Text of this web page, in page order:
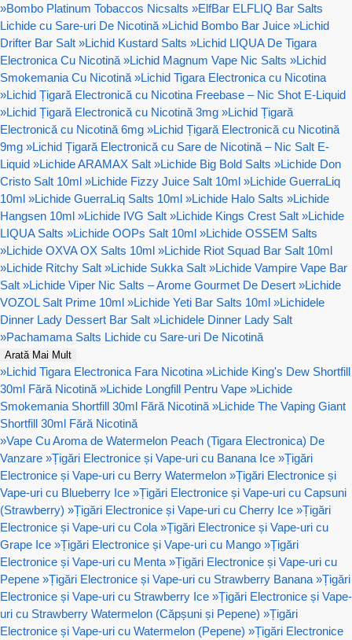
»Bombo Platinum Tobaccos Nicsalts »ElfBar ELFLIQ Bar Salts
Lichide cu Sare-uri De Nicotină »Lichid Bombo Bar Juice »Lichid
Drifter Bar Salt »Lichid Kustard Salts »Lichid LIQUA De Tigara
Electronica Cu Nicotină »Lichid Magnum Vape Nic Salts »Lichid
Smokemania Cu Nicotină »Lichid Tigara Electronica cu Nicotina
»Lichid Țigară Electronică cu Nicotina Freebase – Nic Shot E-Liquid
»Lichid Țigară Electronică cu Nicotină 3mg »Lichid Țigară
Electronică cu Nicotină 6mg »Lichid Țigară Electronică cu Nicotină
9mg »Lichid Țigară Electronică cu Sare de Nicotină – Nic Salt E-
Liquid »Lichide ARAMAX Salt »Lichide Big Bold Salts »Lichide Don
Cristo Salt 10ml »Lichide Fizzy Juice Salt 10ml »Lichide GuerraLiq
10ml »Lichide GuerraLiq Salts 10ml »Lichide Halo Salts »Lichide
Hangsen 10ml »Lichide IVG Salt »Lichide Kings Crest Salt »Lichide
LIQUA Salts »Lichide OOPs Salt 10ml »Lichide OSSEM Salts
»Lichide OXVA OX Salts 10ml »Lichide Riot Squad Bar Salt 10ml
»Lichide Ritchy Salt »Lichide Sukka Salt »Lichide Vampire Vape Bar
Salt »Lichide Viper Nic Salts – Arome Gourmet De Desert »Lichide
VOZOL Salt Prime 10ml »Lichide Yeti Bar Salts 10ml »Lichidele
Dinner Lady Dessert Bar Salt »Lichidele Dinner Lady Salt
»Pachamama Salts Lichide cu Sare-uri De Nicotină
Arată Mai Mult
»Lichid Tigara Electronica Fara Nicotina »Lichide King's Dew Shortfill
30ml Fără Nicotină »Lichide Longfill Pentru Vape »Lichide
Smokemania Shortfill 30ml Fără Nicotină »Lichide The Vaping Giant
Shortfill 30ml Fără Nicotină
»Vape Cu Aroma de Watermelon Peach (Tigara Electronica) De
Vanzare »Țigări Electronice și Vape-uri cu Banana Ice »Țigări
Electronice și Vape-uri cu Berry Watermelon »Țigări Electronice și
Vape-uri cu Blueberry Ice »Țigări Electronice și Vape-uri cu Capsuni
(Strawberry) »Țigări Electronice și Vape-uri cu Cherry Ice »Țigări
Electronice și Vape-uri cu Cola »Țigări Electronice și Vape-uri cu
Grape Ice »Țigări Electronice și Vape-uri cu Mango »Țigări
Electronice și Vape-uri cu Menta »Țigări Electronice și Vape-uri cu
Pepene »Țigări Electronice și Vape-uri cu Strawberry Banana »Țigări
Electronice și Vape-uri cu Strawberry Ice »Țigări Electronice și Vape-
uri cu Strawberry Watermelon (Căpșuni și Pepene) »Țigări
Electronice și Vape-uri cu Watermelon (Pepene) »Țigări Electronice